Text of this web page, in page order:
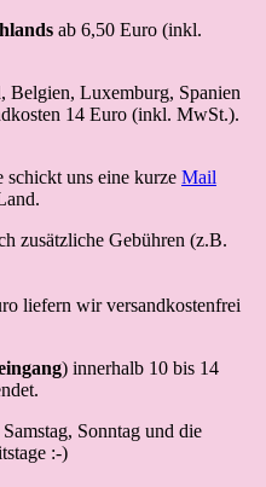
ab 6,50 Euro (inkl.
Belgien, Luxemburg, Spanien
14 Euro (inkl. MwSt.).
uns eine kurze Mail
zusätzliche Gebühren (z.B.
liefern wir versandkostenfrei
) innerhalb 10 bis 14
Sonntag und die
:-)